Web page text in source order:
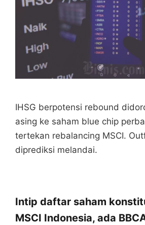
IHSG berpotensi rebound
asing ke saham blue chip
tertekan rebalancing MSCI.
diprediksi melandai.
Intip daftar saham
MSCI Indonesia, ada